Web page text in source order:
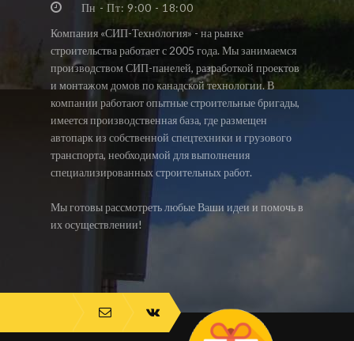
Пн - Пт: 9:00 - 18:00
Компания «СИП-Технология» - на рынке
строительства работает с 2005 года. Мы занимаемся
производством СИП-панелей, разработкой проектов
и монтажом домов по канадской технологии. В
компании работают опытные строительные бригады,
имеется производственная база, где размещен
автопарк из собственной спецтехники и грузового
транспорта, необходимой для выполнения
специализированных строительных работ.
Мы готовы рассмотреть любые Ваши идеи и помочь в
их осуществлении!